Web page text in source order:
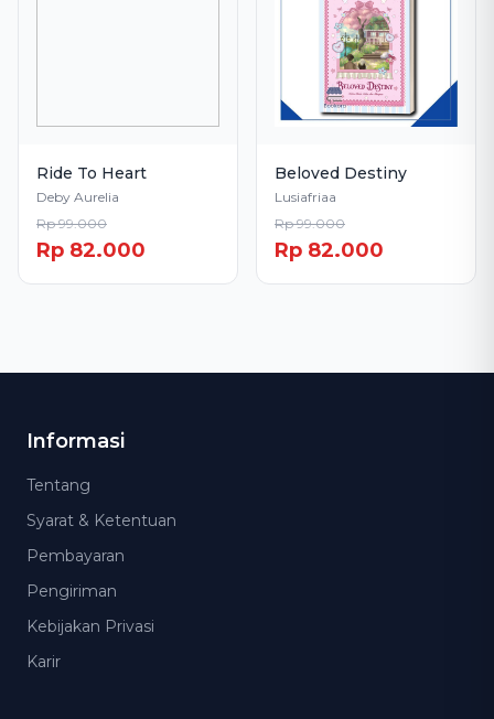
Ride To Heart
Deby Aurelia
Rp 99.000
Rp 82.000
Beloved Destiny
Lusiafriaa
Rp 99.000
Rp 82.000
Informasi
Tentang
Syarat & Ketentuan
Pembayaran
Pengiriman
Kebijakan Privasi
Karir